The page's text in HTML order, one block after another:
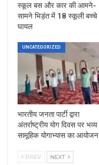
स्कूल बस और कार की आमने-
सामने भिड़ंत में 18 स्कूली बच्चे
घायल
UNCATEGORIZED
भारतीय जनता पार्टी द्वारा
अंतर्राष्ट्रीय योग दिवस पर भव्य
सामूहिक योगाभ्यास का आयोजन
PREV NEXT